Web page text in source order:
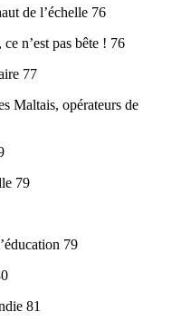
de l’échelle 76
n’est pas bête ! 76
77
Maltais, opérateurs de
79
79
81